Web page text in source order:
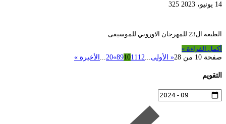
14 يونيو، 2023 325
الطبعة ال23 للمهرجان الاوروبي للموسيقى
أكمل القراءة »
صفحة 10 من 28
« الأولى...
89101112
»
20
... الأخيرة »
التقويم